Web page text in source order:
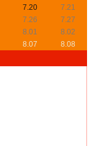
7.20
7.21
7.26
7.27
8.01
8.02
8.07
8.08